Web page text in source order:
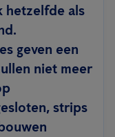
hetzelfde als
geven een
niet meer
strips